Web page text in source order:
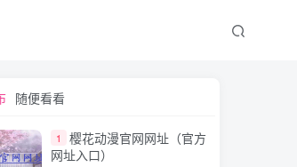
戏规则
随便看看
1
樱花动漫官网网址（官方
网址入口）